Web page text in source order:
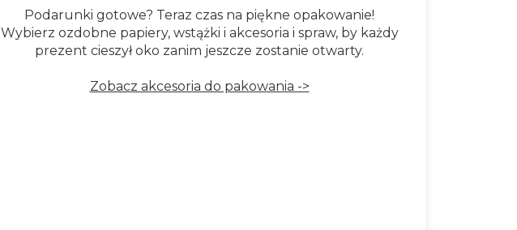
Podarunki gotowe? Teraz czas na piękne opakowanie!
Wybierz ozdobne papiery, wstążki i akcesoria i spraw, by każdy
prezent cieszył oko zanim jeszcze zostanie otwarty.
Zobacz akcesoria do pakowania ->